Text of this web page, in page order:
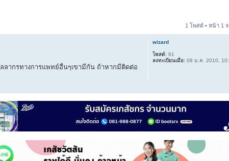
1 โพสต์ • หน้า 1
ลากรทางการแพทย์อื่นๆเขามีกัน ถ้าหากมีติดต่อ
wizard
โพสต์: 61
ลงทะเบียนเมื่อ: 08 ม.ค. 2010,